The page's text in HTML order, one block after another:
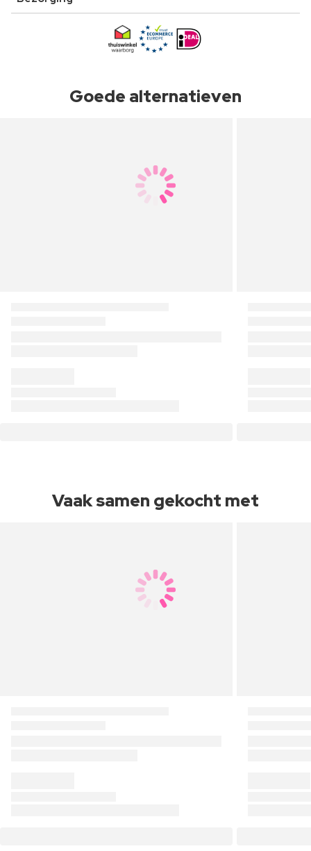
Goede alternatieven
Vaak samen gekocht met